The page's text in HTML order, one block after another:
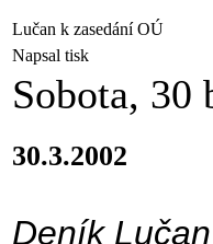
Lučan k zasedání OÚ
Napsal tisk
Sobota, 30
30.3.2002
Deník